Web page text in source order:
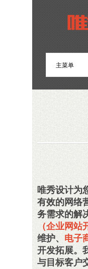
唯秀设计为
有效的网络
务需求的
（企业网站
维护、 电子
开发拓展。
与目标客户